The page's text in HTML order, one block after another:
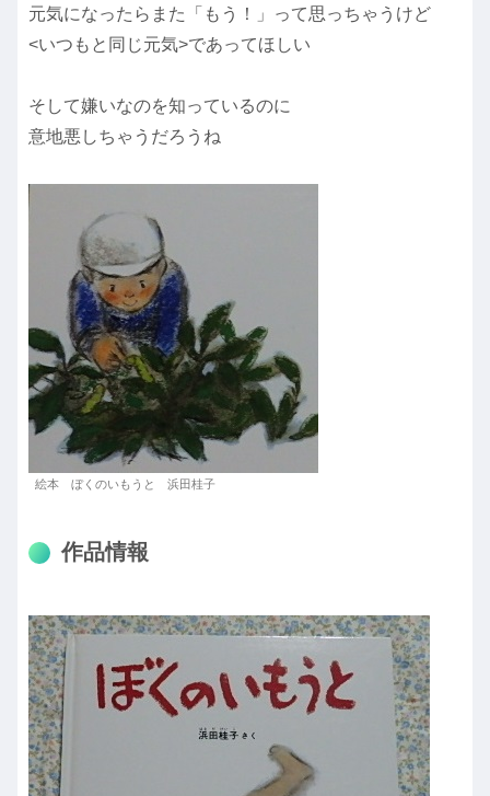
元気になったらまた「もう！」って思っちゃうけど
<いつもと同じ元気>であってほしい
そして嫌いなのを知っているのに
意地悪しちゃうだろうね
絵本 ぼくのいもうと 浜田桂子
作品情報